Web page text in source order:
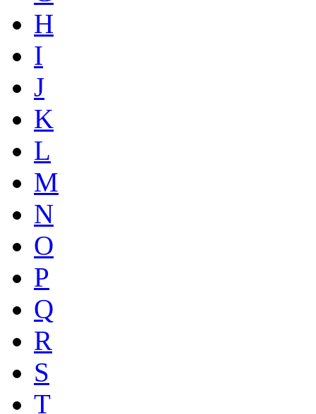
H
I
J
K
L
M
N
O
P
Q
R
S
T